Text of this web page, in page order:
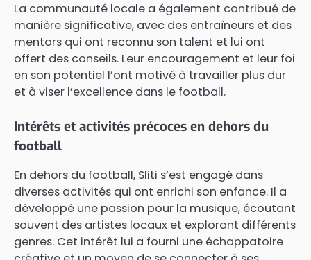
La communauté locale a également contribué de
manière significative, avec des entraîneurs et des
mentors qui ont reconnu son talent et lui ont
offert des conseils. Leur encouragement et leur foi
en son potentiel l’ont motivé à travailler plus dur
et à viser l’excellence dans le football.
Intérêts et activités précoces en dehors du
football
En dehors du football, Sliti s’est engagé dans
diverses activités qui ont enrichi son enfance. Il a
développé une passion pour la musique, écoutant
souvent des artistes locaux et explorant différents
genres. Cet intérêt lui a fourni une échappatoire